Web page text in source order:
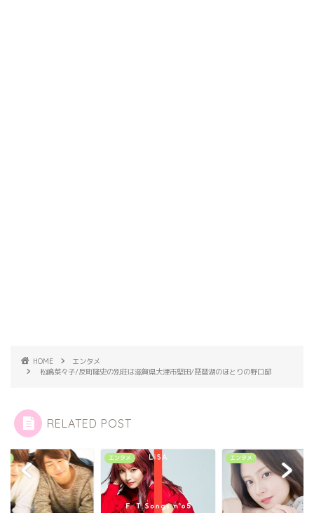
HOME
エンタメ
松嶋菜々子/反町隆史の別荘は滋賀県大津市堅田/琵琶湖のほとりの野口邸
RELATED POST
エンタメ エンタメ